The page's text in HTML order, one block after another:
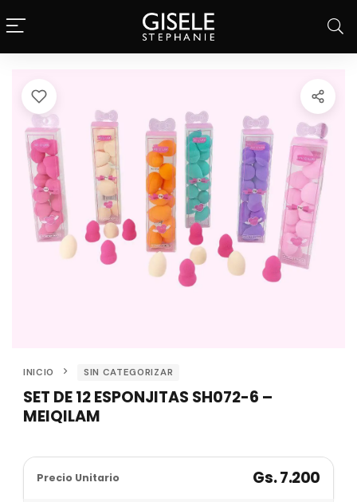
INICIO SIN CATEGORIZAR
SET DE 12 ESPONJITAS SH072-6 –
MEIQILAM
Precio Unitario Gs. 7.200